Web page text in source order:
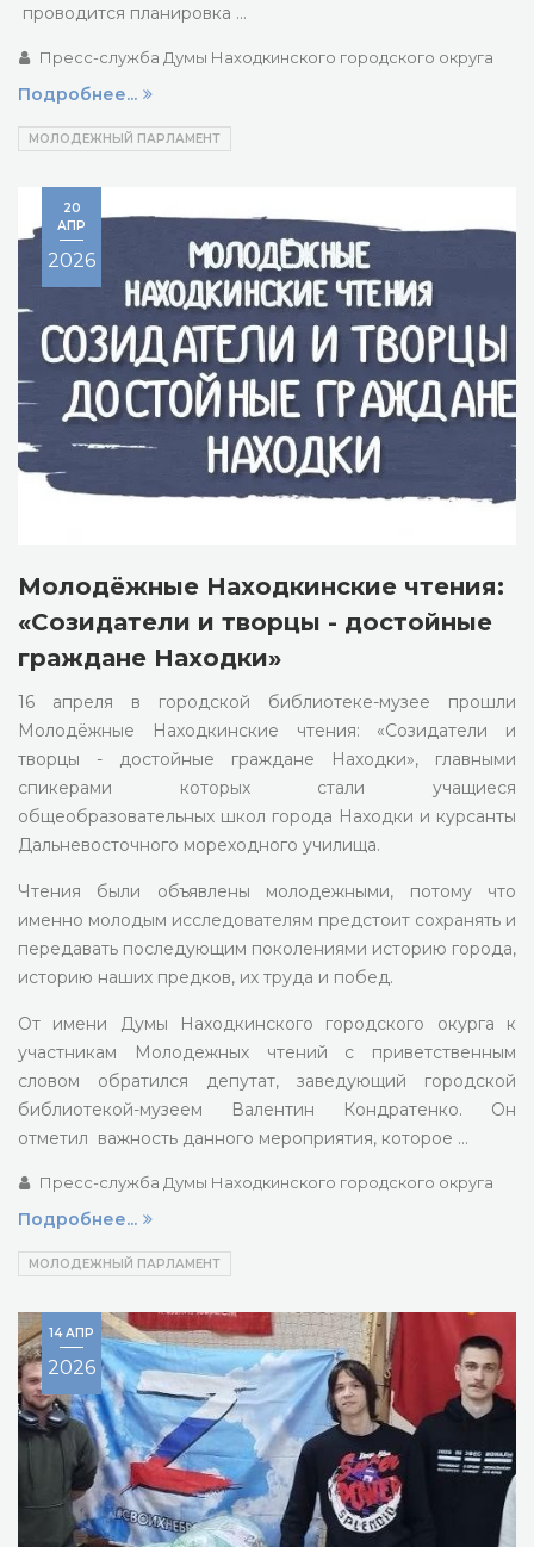
проводится планировка …
Пресс-служба Думы Находкинского городского округа
Подробнее...
МОЛОДЕЖНЫЙ ПАРЛАМЕНТ
Молодёжные Находкинские чтения:
«Созидатели и творцы - достойные
граждане Находки»
16 апреля в городской библиотеке-музее прошли
Молодёжные Находкинские чтения: «Созидатели и
творцы - достойные граждане Находки», главными
спикерами которых стали учащиеся
общеобразовательных школ города Находки и курсанты
Дальневосточного мореходного училища.
Чтения были объявлены молодежными, потому что
именно молодым исследователям предстоит сохранять и
передавать последующим поколениями историю города,
историю наших предков, их труда и побед.
От имени Думы Находкинского городского окурга к
участникам Молодежных чтений с приветственным
словом обратился депутат, заведующий городской
библиотекой-музеем Валентин Кондратенко. Он
отметил важность данного мероприятия, которое …
20
АПР
2026
Пресс-служба Думы Находкинского городского округа
Подробнее...
МОЛОДЕЖНЫЙ ПАРЛАМЕНТ
14 АПР
2026